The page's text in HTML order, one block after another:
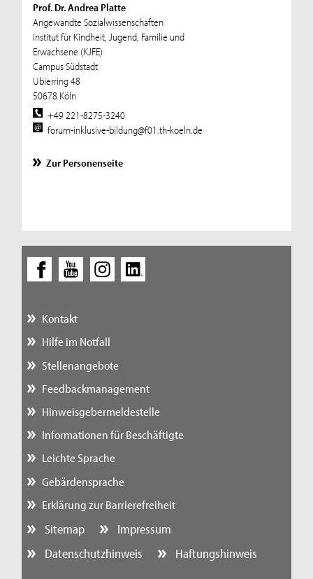
Prof. Dr. Andrea Platte
Angewandte Sozialwissenschaften
Institut für Kindheit, Jugend, Familie und
Erwachsene (KJFE)
Campus Südstadt
Ubierring 48
50678 Köln
+49 221-8275-3240
forum-inklusive-bildung@f01.th-koeln.de
Zur Personenseite
Kontakt
Hilfe im Notfall
Stellenangebote
Feedbackmanagement
Hinweisgebermeldestelle
Informationen für Beschäftigte
Leichte Sprache
Gebärdensprache
Erklärung zur Barrierefreiheit
Sitemap
Impressum
Datenschutzhinweis
Haftungshinweis